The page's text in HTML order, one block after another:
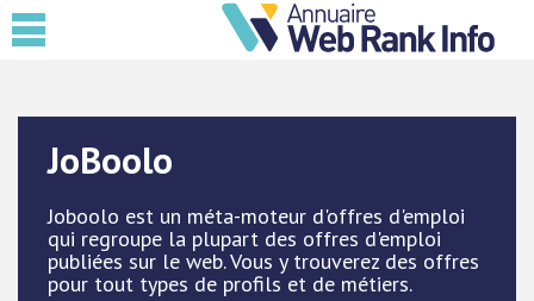
JoBoolo
Joboolo est un méta-moteur d'offres d'emploi
qui regroupe la plupart des offres d'emploi
publiées sur le web. Vous y trouverez des offres
pour tout types de profils et de métiers.